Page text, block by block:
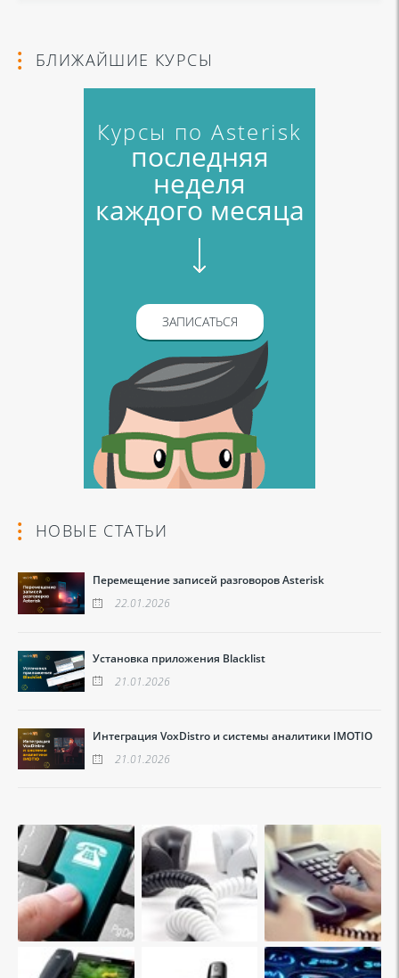
БЛИЖАЙШИЕ КУРСЫ
Курсы по Asterisk
последняя
неделя
каждого месяца
ЗАПИСАТЬСЯ
НОВЫЕ СТАТЬИ
Перемещение записей разговоров Asterisk
22.01.2026
Установка приложения Blacklist
21.01.2026
Интеграция VoxDistro и системы аналитики IMOTIO
21.01.2026